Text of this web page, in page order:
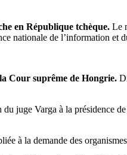
en République tchèque. Le
nationale de l’information et
Cour suprême de Hongrie.
du juge Varga à la présidence
à la demande des